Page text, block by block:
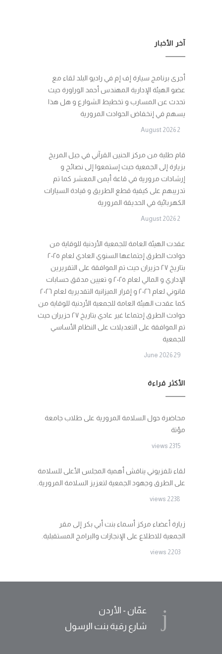
آخر الأخبار
أجرى برنامج سيارة إف إم في راديو البلد لقاء مع
عضو الهيئة الإدارية المهندس أحمد الوراورة حيث
تحدث عن المسارب و تخطيط الشوارع و هل هذا
يسهم في إنخفاض الحوادث المرورية
2 August 2026
قام طلبة من مركز الحنين القرآني في جبل المريخ
بزيارة إلى الجمعية حيث إستمعوا إلى نصائح و
إرشادات مرورية في قاعة أيمن المعشر كما تم
تدريبهم على كيفية قطع الطريق و قيادة السيارات
الكهربائية في الحديقة المرورية
2 August 2026
عقدت الهيئة العامة للجمعية الأردنية للوقاية من
حوادث الطرق إجتماعها السنوي العادي لعام ٢٠٢٥
بتاريخ ٢٧ حزيران حيث تم الموافقة على التقريرين
الإداري و المالي لعام ٢٠٢٥ و تعيين مدقق حسابات
قانوني لعام ٢٠٢٦ و إقرار الميزانية التقديرية لعام ٢٠٢٦
كما عقدت الهيئة العامة للجمعية الأردنية للوقاية من
حوادث الطرق إجتماعا غير عادي بتاريخ ٢٧ حزيران حيث
تم الموافقة على التعديلات على النظام الأساسي
للجمعية
29 June 2026
الأكثر قراءة
محاضرة حول السلامة المرورية على طلاب جامعة
مؤتة
2315 views
لقاء تلفزيوني يناقش أهمية المجلس الأعلى للسلامة
على الطرق وجهود الجمعية لتعزيز السلامة المرورية.
2238 views
زيارة أعضاء مركز أسماء بنت أبي بكر إلى مقر
الجمعية للاطلاع على الإنجازات والبرامج المستقبلية.
2203 views
عمّان - الأردن
شارع رقية بنت الرسول